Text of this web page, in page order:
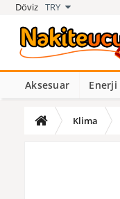
Döviz TRY
Aksesuar Enerji
Klima